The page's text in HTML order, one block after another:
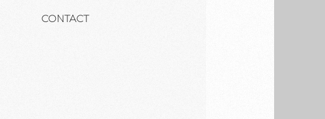
CONTACT